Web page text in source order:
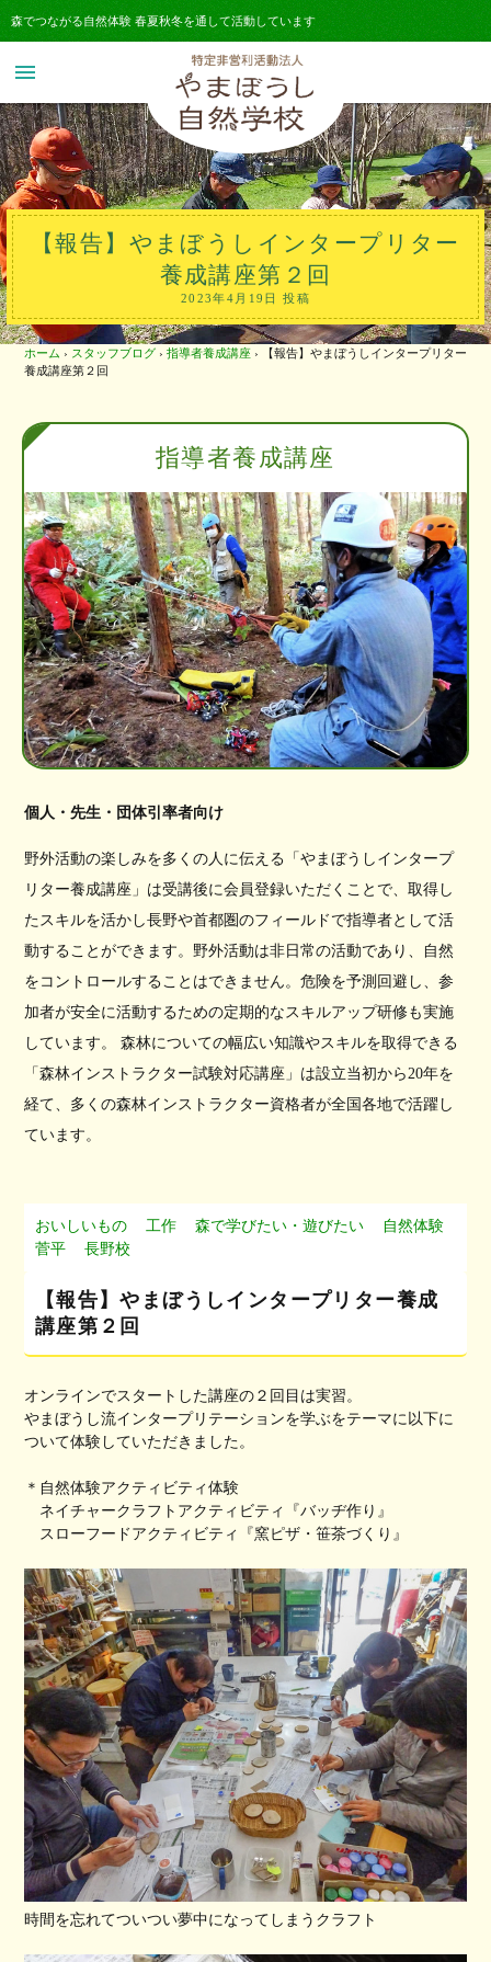
森でつながる自然体験 春夏秋冬を通して活動しています
menu
【報告】やまぼうしインタープリター
養成講座第２回
2023年4月19日 投稿
ホーム › スタッフブログ › 指導者養成講座 › 【報告】やまぼうしインタープリター
養成講座第２回
指導者養成講座
個人・先生・団体引率者向け
野外活動の楽しみを多くの人に伝える「やまぼうしインタープ
リター養成講座」は受講後に会員登録いただくことで、取得し
たスキルを活かし長野や首都圏のフィールドで指導者として活
動することができます。野外活動は非日常の活動であり、自然
をコントロールすることはできません。危険を予測回避し、参
加者が安全に活動するための定期的なスキルアップ研修も実施
しています。 森林についての幅広い知識やスキルを取得できる
「森林インストラクター試験対応講座」は設立当初から20年を
経て、多くの森林インストラクター資格者が全国各地で活躍し
ています。
おいしいもの 工作 森で学びたい・遊びたい
自然体験
菅平
長野校
【報告】やまぼうしインタープリター養成
講座第２回
オンラインでスタートした講座の２回目は実習。
やまぼうし流インタープリテーションを学ぶをテーマに以下に
ついて体験していただきました。
＊自然体験アクティビティ体験
ネイチャークラフトアクティビティ『バッヂ作り』
スローフードアクティビティ『窯ピザ・笹茶づくり』
時間を忘れてついつい夢中になってしまうクラフト